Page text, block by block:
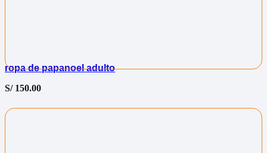
ropa de papanoel adulto
S/150.00